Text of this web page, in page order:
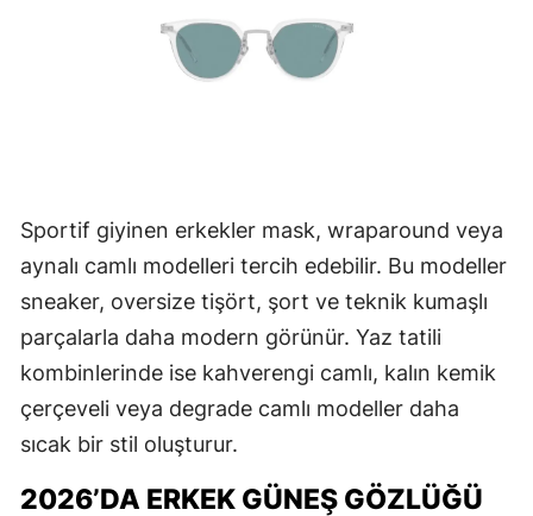
Sportif giyinen erkekler mask, wraparound veya
aynalı camlı modelleri tercih edebilir. Bu modeller
sneaker, oversize tişört, şort ve teknik kumaşlı
parçalarla daha modern görünür. Yaz tatili
kombinlerinde ise kahverengi camlı, kalın kemik
çerçeveli veya degrade camlı modeller daha
sıcak bir stil oluşturur.
2026’DA ERKEK GÜNEŞ GÖZLÜĞÜ